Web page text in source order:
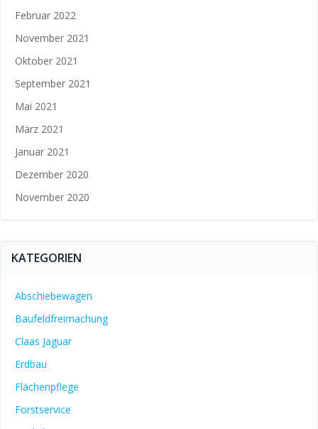
Februar 2022
November 2021
Oktober 2021
September 2021
Mai 2021
März 2021
Januar 2021
Dezember 2020
November 2020
KATEGORIEN
Abschiebewagen
Baufeldfreimachung
Claas Jaguar
Erdbau
Flächenpflege
Forstservice